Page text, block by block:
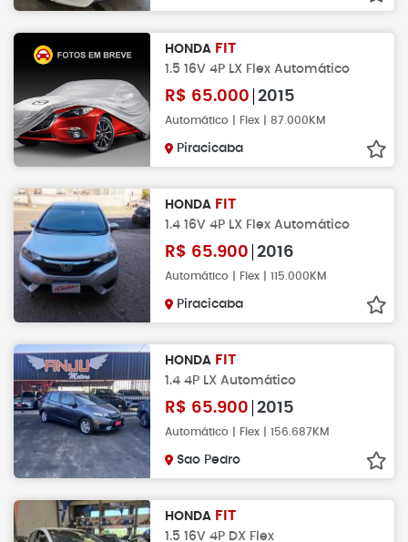
HONDA FIT
1.5 16V 4P LX Flex Automático
R$ 65.000 2015
Automático | Flex | 87.000KM
Piracicaba
HONDA FIT
1.4 16V 4P LX Flex Automático
R$ 65.900 2016
Automático | Flex | 115.000KM
Piracicaba
HONDA FIT
1.4 4P LX Automático
R$ 65.900 2015
Automático | Flex | 156.687KM
Sao Pedro
HONDA FIT
1.5 16V 4P DX Flex